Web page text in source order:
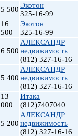
5 500 Экотон
325-16-99
16
500
Экотон
325-16-99
6 500
АЛЕКСАНДР
недвижимость
(812) 327-16-16
5 400
АЛЕКСАНДР
недвижимость
(812) 327-16-16
13
000
Итака
(812)7407040
5 200
АЛЕКСАНДР
недвижимость
(812) 327-16-16